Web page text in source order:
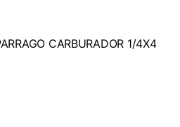
CARBURADOR 1/4X4